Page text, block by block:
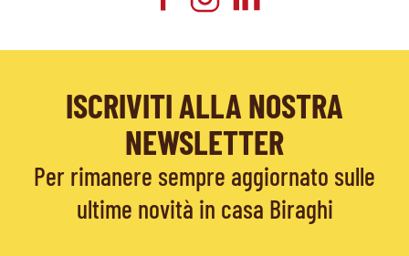
ISCRIVITI ALLA NOSTRA
NEWSLETTER
Per rimanere sempre aggiornato sulle
ultime novità in casa Biraghi